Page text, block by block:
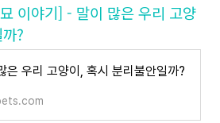
이야기] - 말이 많은 우리 고양
?
은 우리 고양이, 혹시 분리불안일까?